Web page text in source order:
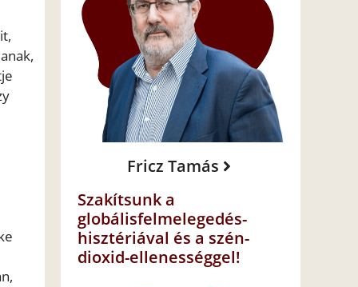
Fricz Tamás
Szakítsunk a
globálisfelmelegedés-
hisztériával és a szén-
dioxid-ellenességgel!